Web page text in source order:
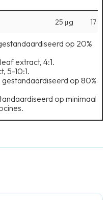
25 μg 17
op 20%
extract, 4:1.
5-10:1.
op 80%
op minimaal